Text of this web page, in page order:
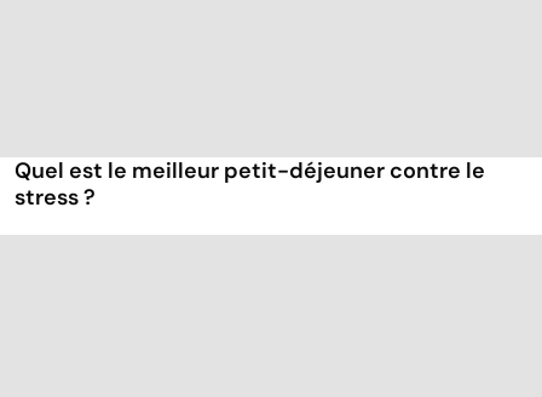
Quel est le meilleur petit-déjeuner contre le
stress ?